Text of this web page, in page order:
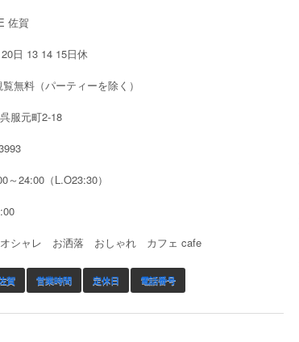
佐賀
日 13 14 15日休
無料（パーティーを除く）
服元町2-18
～24:00（L.O23:30）
オシャレ お洒落 おしゃれ カフェ cafe
賀 営業時間 定休日 電話番号